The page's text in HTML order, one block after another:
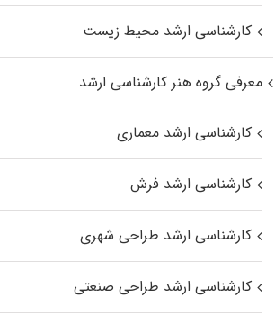
کارشناسی ارشد محیط زیست
معرفی گروه هنر کارشناسی ارشد
کارشناسی ارشد معماری
کارشناسی ارشد فرش
کارشناسی ارشد طراحی شهری
کارشناسی ارشد طراحی صنعتی